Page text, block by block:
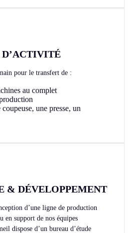
D’ACTIVITÉ
pour le transfert de :
au complet
une presse, un
& DÉVELOPPEMENT
d’une ligne de production
en support de nos équipes
dispose d’un bureau d’étude